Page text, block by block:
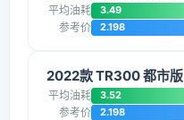
平均油耗 3.49
参考价 2.198
2022款 TR300 都市版
平均油耗 3.52
参考价 2.198